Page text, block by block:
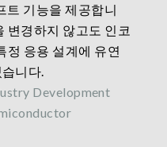
트 기능을 제공합니
변경하지 않고도 인코
정 응용 설계에 유연
니다.
Development